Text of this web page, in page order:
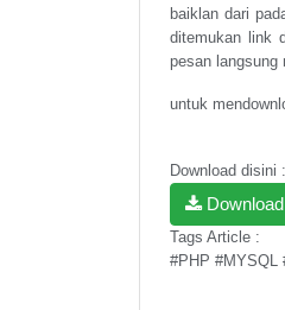
baiklan dari
ditemukan link
pesan langsung
untuk
Download disini :
Tags Article :
#PHP #MYSQL